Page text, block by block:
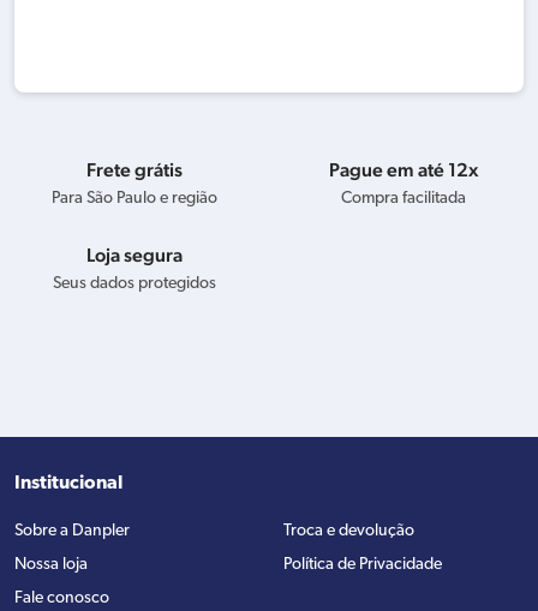
Frete grátis
Para São Paulo e região
Pague em até 12x
Compra facilitada
Loja segura
Seus dados protegidos
Institucional
Sobre a Danpler
Nossa loja
Fale conosco
Troca e devolução
Política de Privacidade